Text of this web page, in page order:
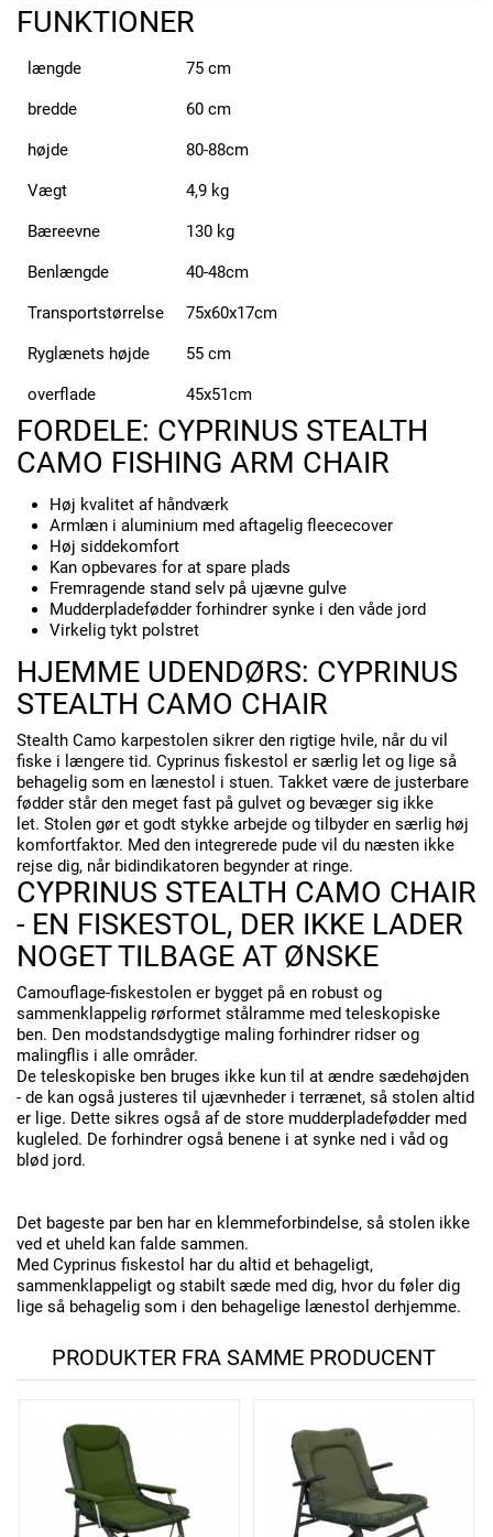
FUNKTIONER
længde 75 cm
bredde 60 cm
højde 80-88cm
Vægt 4,9 kg
Bæreevne 130 kg
Benlængde 40-48cm
Transportstørrelse 75x60x17cm
Ryglænets højde 55 cm
overflade 45x51cm
FORDELE: CYPRINUS STEALTH
CAMO FISHING ARM CHAIR
Høj kvalitet af håndværk
Armlæn i aluminium med aftagelig fleececover
Høj siddekomfort
Kan opbevares for at spare plads
Fremragende stand selv på ujævne gulve
Mudderpladefødder forhindrer synke i den våde jord
Virkelig tykt polstret
HJEMME UDENDØRS: CYPRINUS
STEALTH CAMO CHAIR
Stealth Camo karpestolen sikrer den rigtige hvile, når du vil
fiske i længere tid. Cyprinus fiskestol er særlig let og lige så
behagelig som en lænestol i stuen. Takket være de justerbare
fødder står den meget fast på gulvet og bevæger sig ikke
let. Stolen gør et godt stykke arbejde og tilbyder en særlig høj
komfortfaktor. Med den integrerede pude vil du næsten ikke
rejse dig, når bidindikatoren begynder at ringe.
CYPRINUS STEALTH CAMO CHAIR
- EN FISKESTOL, DER IKKE LADER
NOGET TILBAGE AT ØNSKE
Camouflage-fiskestolen er bygget på en robust og
sammenklappelig rørformet stålramme med teleskopiske
ben. Den modstandsdygtige maling forhindrer ridser og
malingflis i alle områder.
De teleskopiske ben bruges ikke kun til at ændre sædehøjden
- de kan også justeres til ujævnheder i terrænet, så stolen altid
er lige. Dette sikres også af de store mudderpladefødder med
kugleled. De forhindrer også benene i at synke ned i våd og
blød jord.
Det bageste par ben har en klemmeforbindelse, så stolen ikke
ved et uheld kan falde sammen.
Med Cyprinus fiskestol har du altid et behageligt,
sammenklappeligt og stabilt sæde med dig, hvor du føler dig
lige så behagelig som i den behagelige lænestol derhjemme.
PRODUKTER FRA SAMME PRODUCENT